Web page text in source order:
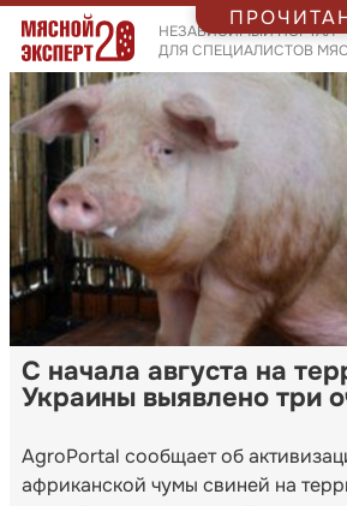
НЕЗАВИСИМЫЙ ПОРТАЛ
ДЛЯ СПЕЦИАЛИСТОВ
С начала августа на
Украины выявлено три
AgroPortal сообщает об
африканской чумы свиней на